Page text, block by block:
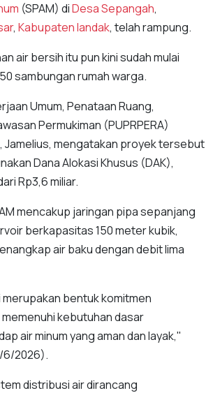
(SPAM) diDesa Sepangah,
, Kabupaten landak, telah rampung.
air bersih itu pun kini sudah mulai
sambungan rumah warga.
Umum, Penataan Ruang,
Permukiman (PUPRPERA)
, Jamelius, mengatakan proyek tersebut
Dana Alokasi Khusus (DAK),
Rp3,6 miliar.
mencakup jaringan pipa sepanjang
berkapasitas 150 meter kubik,
air baku dengan debit lima
bentuk komitmen
kebutuhan dasar
air minum yang aman dan layak,"
6/2026).
distribusi air dirancang